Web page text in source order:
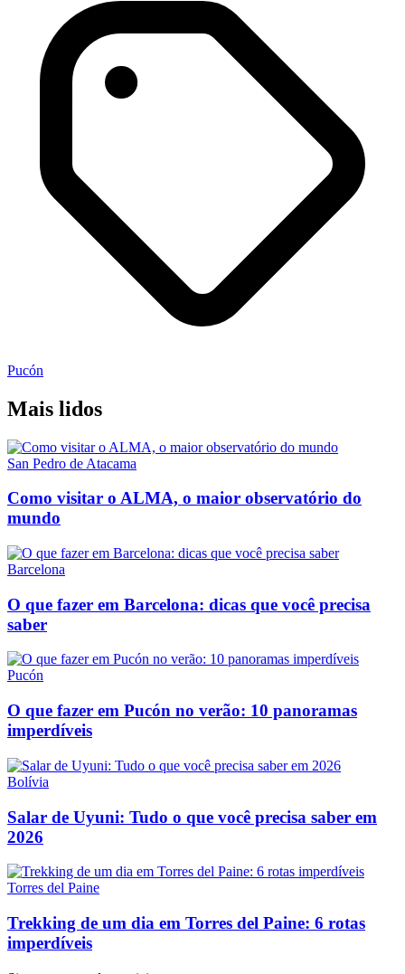
Pucón
Mais lidos
San Pedro de Atacama
Como visitar o ALMA, o maior observatório do
mundo
Barcelona
O que fazer em Barcelona: dicas que você precisa
saber
Pucón
O que fazer em Pucón no verão: 10 panoramas
imperdíveis
Bolívia
Salar de Uyuni: Tudo o que você precisa saber em
2026
Torres del Paine
Trekking de um dia em Torres del Paine: 6 rotas
imperdíveis